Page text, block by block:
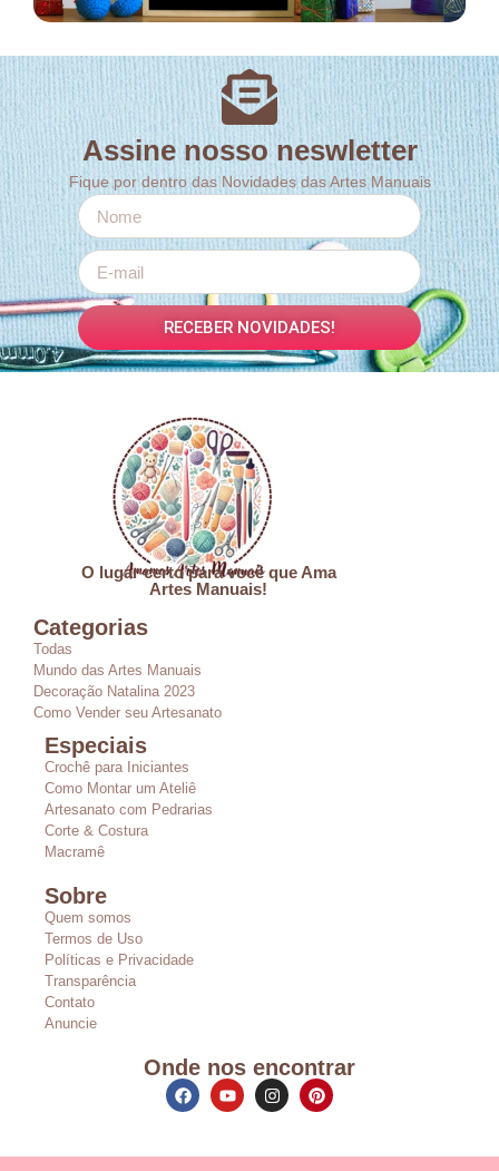
Assine nosso neswletter
Fique por dentro das Novidades das Artes Manuais
RECEBER NOVIDADES!
O lugar certo para você que Ama
Artes Manuais!
Categorias
Todas
Mundo das Artes Manuais
Decoração Natalina 2023
Como Vender seu Artesanato
Especiais
Crochê para Iniciantes
Como Montar um Ateliê
Artesanato com Pedrarias
Corte & Costura
Macramê
Sobre
Quem somos
Termos de Uso
Políticas e Privacidade
Transparência
Contato
Anuncie
Onde nos encontrar